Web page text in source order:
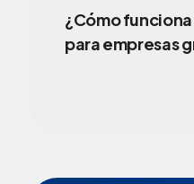
¿Cómo
para empresas